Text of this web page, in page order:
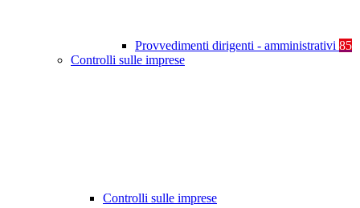
Provvedimenti dirigenti - amministrativi 85
Controlli sulle imprese
Controlli sulle imprese